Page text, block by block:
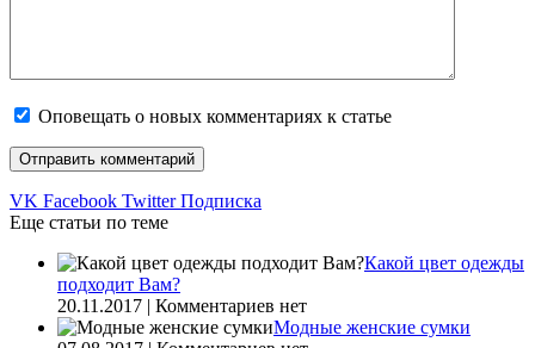
Оповещать о новых комментариях к статье
VK Facebook Twitter Подписка
Еще статьи по теме
Какой цвет одежды
подходит Вам?
20.11.2017 | Комментариев нет
Модные женские сумки